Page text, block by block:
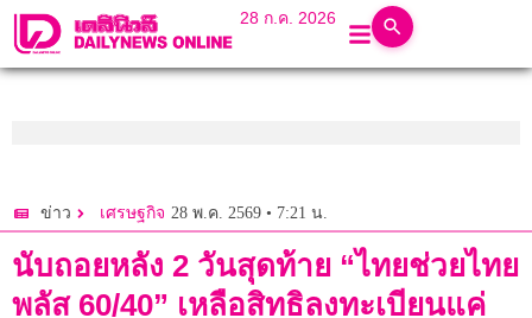
28 ก.ค. 2026
ข่าว เศรษฐกิจ 28 พ.ค. 2569 • 7:21 น.
นับถอยหลัง 2 วันสุดท้าย “ไทยช่วยไทย
พลัส 60/40” เหลือสิทธิลงทะเบียนแค่